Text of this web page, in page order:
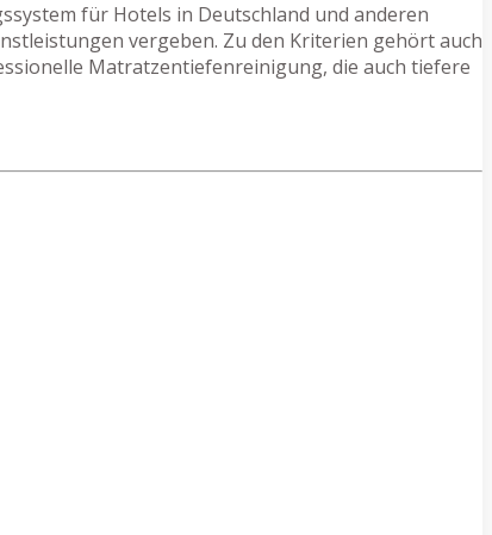
für Hotels in Deutschland und anderen
vergeben. Zu den Kriterien gehört auch
Matratzentiefenreinigung, die auch tiefere